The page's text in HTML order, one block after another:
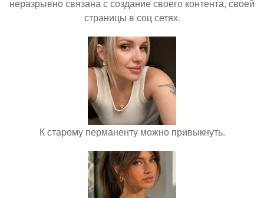
неразрывно связана с создание своего контента, своей
страницы в соц сетях.
К старому перманенту можно привыкнуть.